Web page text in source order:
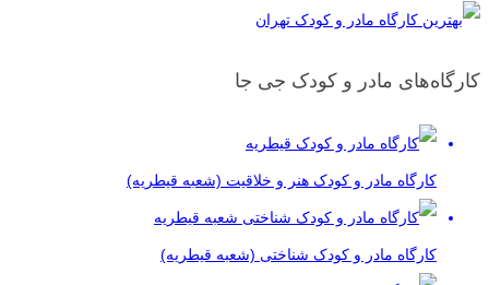
کارگاه‌های مادر و کودک جی جا
کارگاه مادر و کودک هنر و خلاقیت (شعبه قیطریه)
کارگاه مادر و کودک شناختی (شعبه قیطریه)